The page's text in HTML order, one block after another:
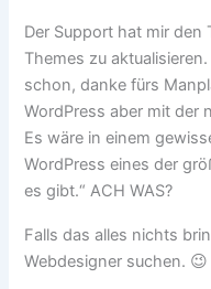
Der Support hat mir den
Themes zu
schon, danke fürs
WordPress aber mit der
Es wäre in einem
WordPress eines der
es gibt.“ ACH WAS?
Falls das alles nichts
Webdesigner suchen. 😉